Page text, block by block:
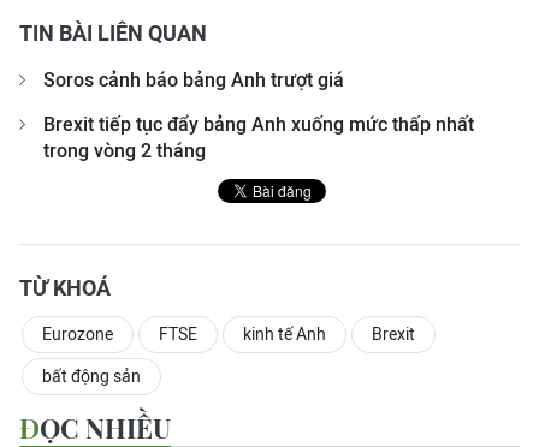
TIN BÀI LIÊN QUAN
Soros cảnh báo bảng Anh trượt giá
Brexit tiếp tục đẩy bảng Anh xuống mức thấp nhất
trong vòng 2 tháng
TỪ KHOÁ
Eurozone FTSE kinh tế Anh Brexit
bất động sản
ĐỌC NHIỀU